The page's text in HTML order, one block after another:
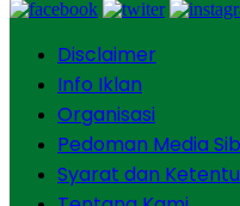
Disclaimer
Info Iklan
Organisasi
Pedoman Media
Syarat dan